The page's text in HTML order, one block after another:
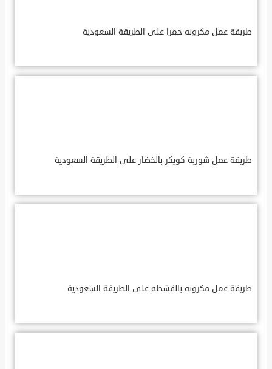
طريقة عمل مكرونه حمرا على الطريقة السعودية
طريقة عمل شوربة كويكر بالخضار على الطريقة السعودية
طريقة عمل مكرونه بالقشطه على الطريقة السعودية